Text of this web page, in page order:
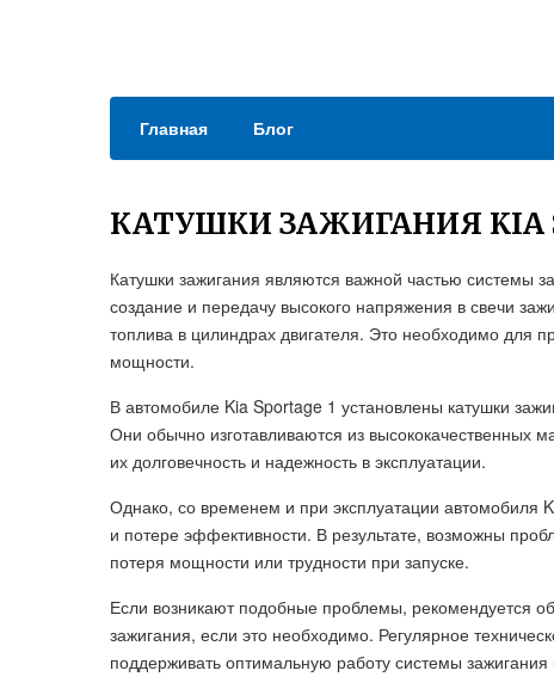
Главная Блог
КАТУШКИ ЗАЖИГАНИЯ KIA
Катушки зажигания являются важной частью системы
создание и передачу высокого напряжения в свечи
топлива в цилиндрах двигателя. Это необходимо для
мощности.
В автомобиле Kia Sportage 1 установлены катушки
Они обычно изготавливаются из высококачественных
их долговечность и надежность в эксплуатации.
Однако, со временем и при эксплуатации автомобиля
и потере эффективности. В результате, возможны
потеря мощности или трудности при запуске.
Если возникают подобные проблемы, рекомендуется
зажигания, если это необходимо. Регулярное
поддерживать оптимальную работу системы